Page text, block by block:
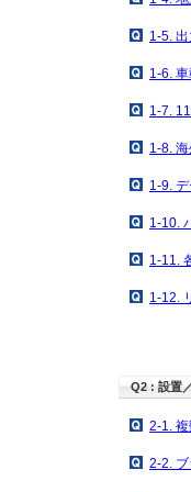
1-5.
1-6.
1-7.
1-8.
1-9.
1-10.
1-11.
1-12.
Q2 : 設置
2-1.
2-2.